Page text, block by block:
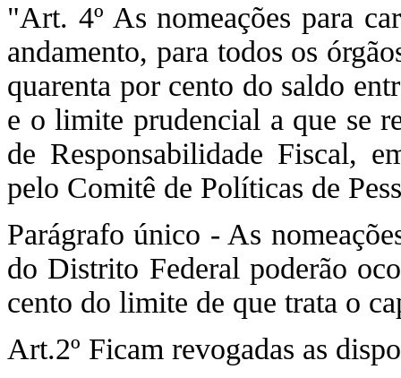
"Art. 4º As nomeações para
andamento, para todos os
quarenta por cento do saldo
e o limite prudencial a que se
de Responsabilidade Fiscal,
pelo Comitê de Políticas de
Parágrafo único - As
do Distrito Federal poderão
cento do limite de que trata o
Art.2º Ficam revogadas as